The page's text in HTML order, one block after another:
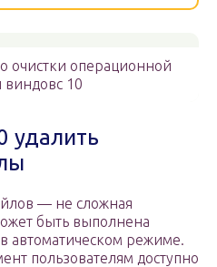
очистки операционной
виндовс 10
удалить
— не сложная
быть выполнена
автоматическом режиме.
пользователям доступно